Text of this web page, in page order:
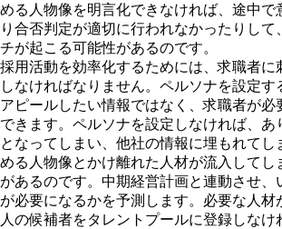
める人物像を明言化できなければ、途中で
り合否判定が適切に行われなかったりして
チが起こる可能性があるのです。
採用活動を効率化するためには、求職者に
しなければなりません。ペルソナを設定す
アピールしたい情報ではなく、求職者が必
できます。ペルソナを設定しなければ、あ
となってしまい、他社の情報に埋もれてし
める人物像とかけ離れた人材が流入してし
があるのです。中期経営計画と連動させ、
が必要になるかを予測します。必要な人材
人の候補者をタレントプールに登録しなけ